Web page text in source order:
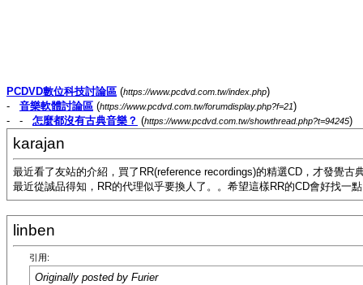
PCDVD數位科技討論區 (https://www.pcdvd.com.tw/index.php)
- 音樂軟體討論區 (https://www.pcdvd.com.tw/forumdisplay.php?f=21)
- - 怎麼都沒有古典音樂？ (https://www.pcdvd.com.tw/showthread.php?t=94245)
karajan
最近看了友站的介紹，買了RR(reference recordings)的精選CD，才發覺
最近從誠品得知，RR的代理似乎要換人了。。希望這樣RR的CD會好找一
linben
引用:
Originally posted by Furier